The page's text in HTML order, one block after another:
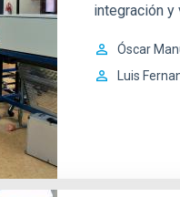
integración
Óscar
Luis